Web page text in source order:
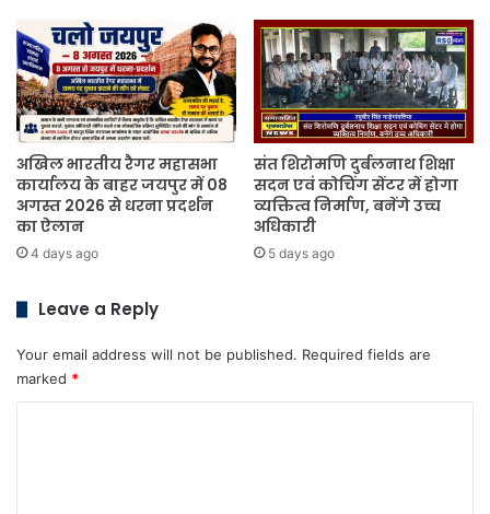
अखिल भारतीय रैगर महासभा
कार्यालय के बाहर जयपुर में 08
अगस्त 2026 से धरना प्रदर्शन
का ऐलान
4 days ago
संत शिरोमणि दुर्बलनाथ शिक्षा
सदन एवं कोचिंग सेंटर में होगा
व्यक्तित्व निर्माण, बनेंगे उच्च
अधिकारी
5 days ago
Leave a Reply
Your email address will not be published. Required fields are
marked *